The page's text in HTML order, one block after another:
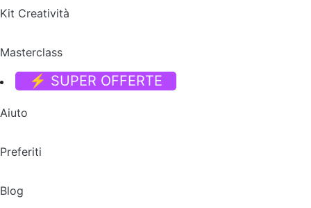
Kit Creatività
Masterclass
⚡ SUPER OFFERTE
Aiuto
Preferiti
Blog